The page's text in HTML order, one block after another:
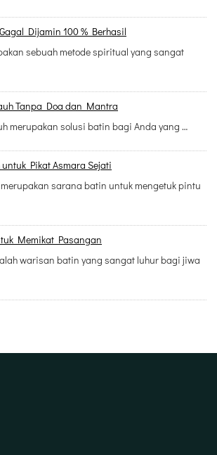
Dijamin 100 % Berhasil
sebuah metode spiritual yang sangat
Tanpa Doa dan Mantra
merupakan solusi batin bagi Anda yang …
Pikat Asmara Sejati
sarana batin untuk mengetuk pintu
Memikat Pasangan
warisan batin yang sangat luhur bagi jiwa